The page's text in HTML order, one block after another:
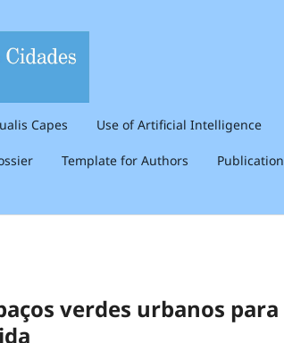
Capes Use of Artificial Intelligence
Template for Authors Publication
verdes urbanos para